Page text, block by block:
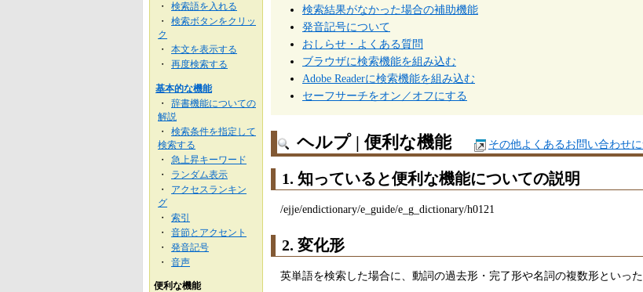
検索結果がなかった場合の補助機能
発音記号について
おしらせ・よくある質問
ブラウザに検索機能を組み込む
Adobe Readerに検索機能を組み込む
セーフサーチをオン／オフにする
ヘルプ | 便利な機能 その他よくあるお問い合わせ
1. 知っていると便利な機能についての説明
/ejje/endictionary/e_guide/e_g_dictionary/h0121
2. 変化形
英単語を検索した場合に、動詞の過去形・完了形や名詞の複数形といっ
・ 検索語を入れる
・
検索ボタンをクリッ
ク
・ 本文を表示する
・ 再度検索する
基本的な機能
・
辞書機能についての
解説
・
検索条件を指定して
検索する
・ 急上昇キーワード
・ ランダム表示
・
アクセスランキン
グ
・ 索引
・ 音節とアクセント
・ 発音記号
・ 音声
便利な機能